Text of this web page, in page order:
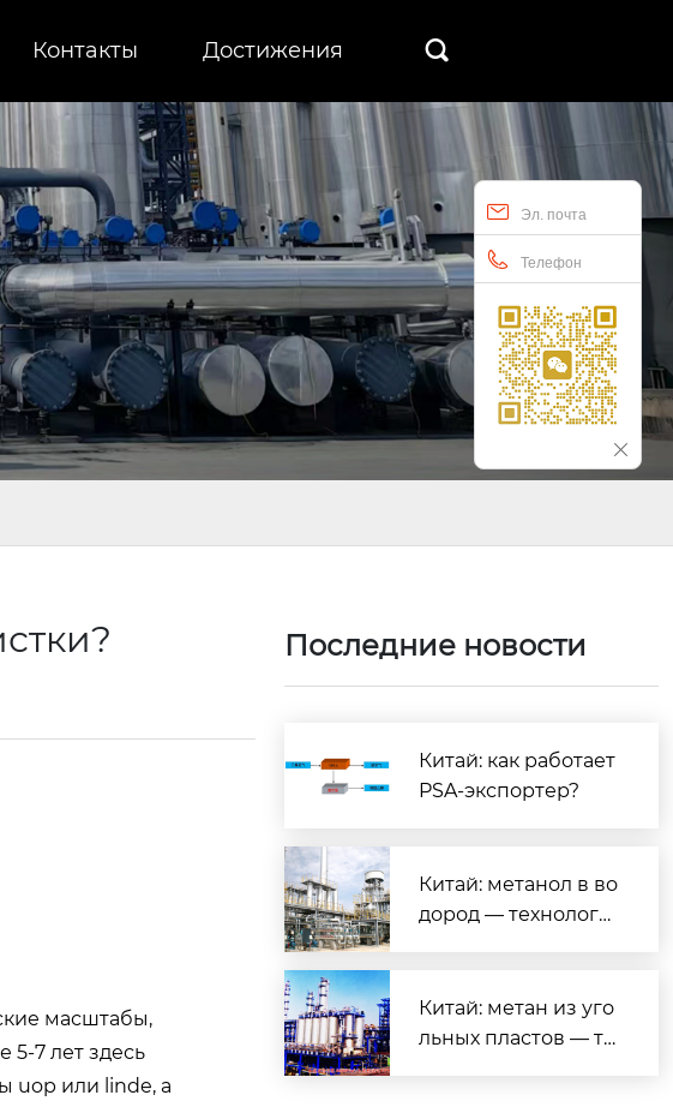
Контакты Достижения 
Эл. почта
Телефон
масштабы,
5-7 лет здесь
uop или linde, а
Последние новости
Китай: как работает
PSA-экспортер?
Китай: метанол в во
дород — технологи
Китай: метан из уго
льных пластов — те